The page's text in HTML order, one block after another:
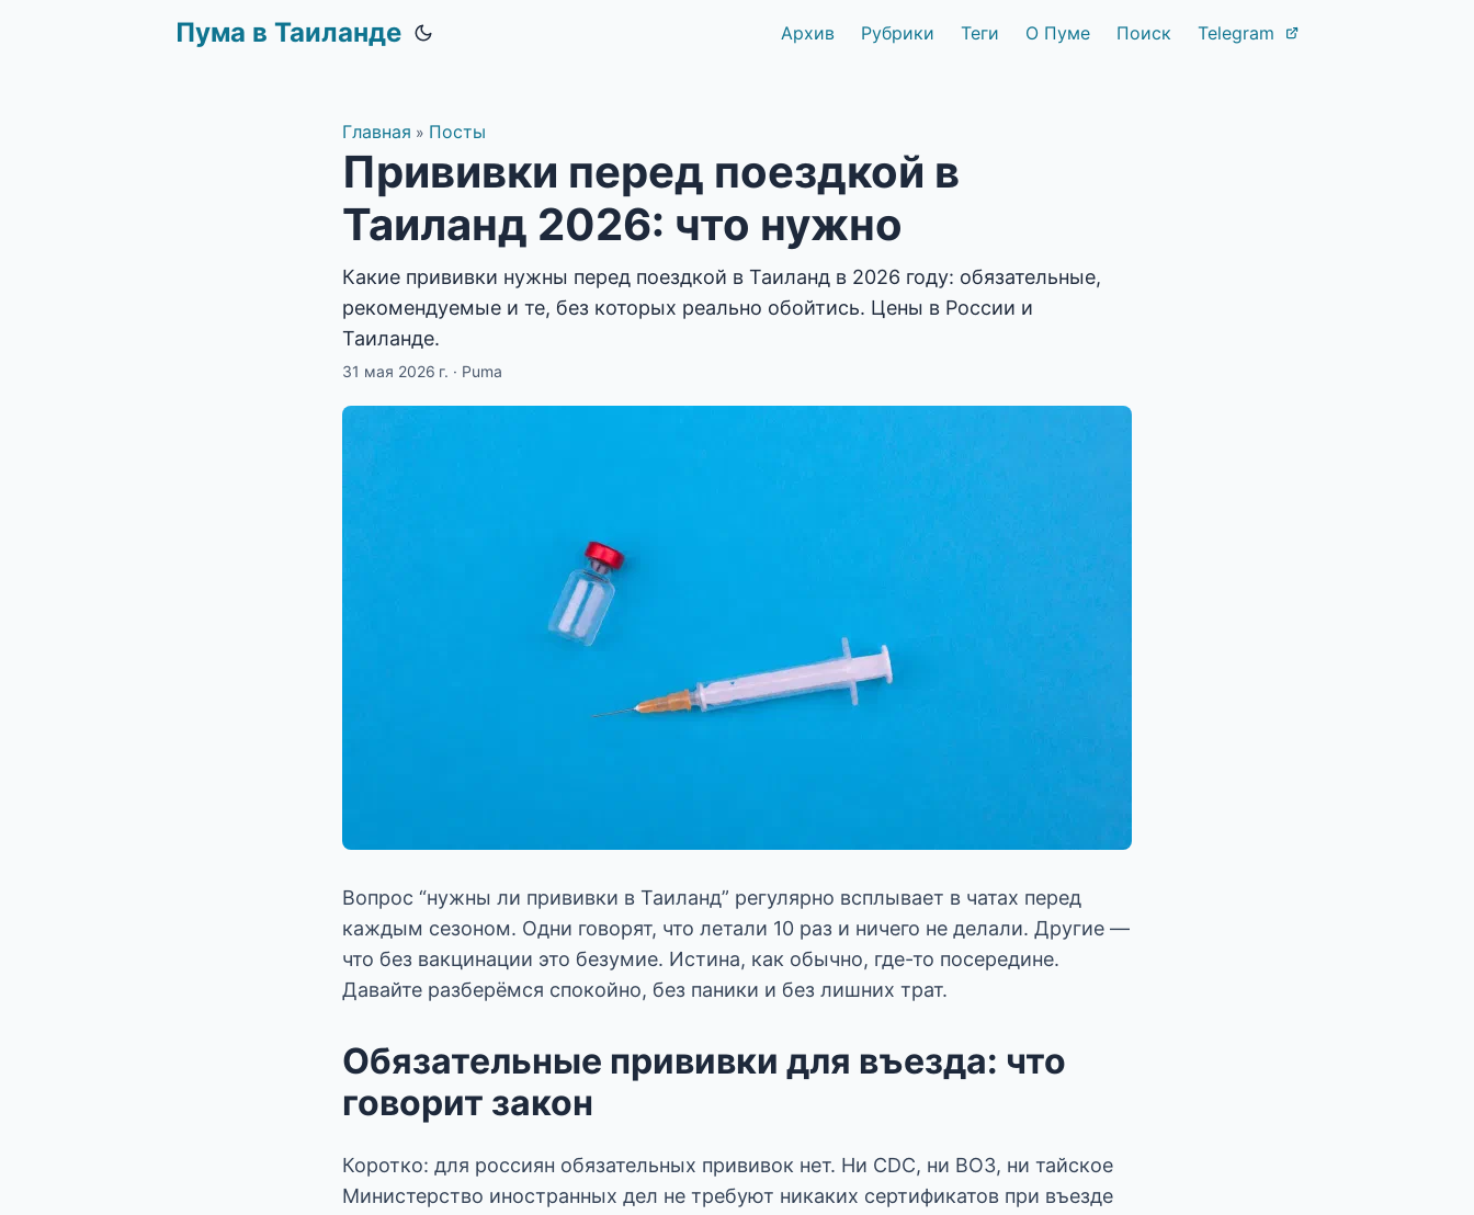
Пума в Таиланде Архив Рубрики Теги О Пуме Поиск Telegram
Главная » Посты
Прививки перед поездкой в
Таиланд 2026: что нужно
Какие прививки нужны перед поездкой в Таиланд в 2026 году: обязательные,
рекомендуемые и те, без которых реально обойтись. Цены в России и
Таиланде.
31 мая 2026 г. · Puma
Вопрос “нужны ли прививки в Таиланд” регулярно всплывает в чатах перед
каждым сезоном. Одни говорят, что летали 10 раз и ничего не делали. Другие —
что без вакцинации это безумие. Истина, как обычно, где-то посередине.
Давайте разберёмся спокойно, без паники и без лишних трат.
Обязательные прививки для въезда: что
говорит закон
Коротко: для россиян обязательных прививок нет. Ни CDC, ни ВОЗ, ни тайское
Министерство иностранных дел не требуют никаких сертификатов при въезде